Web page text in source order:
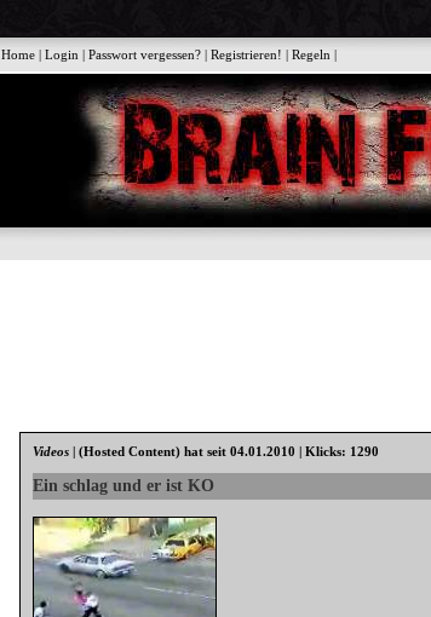
Home |Login |Passwort vergessen? |Registrieren! |Regeln |
Videos |(Hosted Content) hat seit 04.01.2010 | Klicks: 1290
Ein schlag und er ist KO